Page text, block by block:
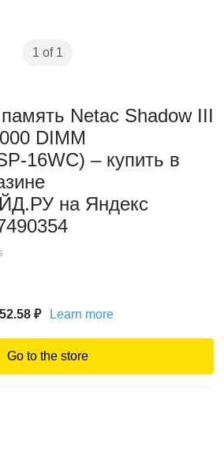
1 of 1
Netac Shadow III
DIMM
16WC) – купить в
на Яндекс
52.58 ₽ Learn more
Go to the store